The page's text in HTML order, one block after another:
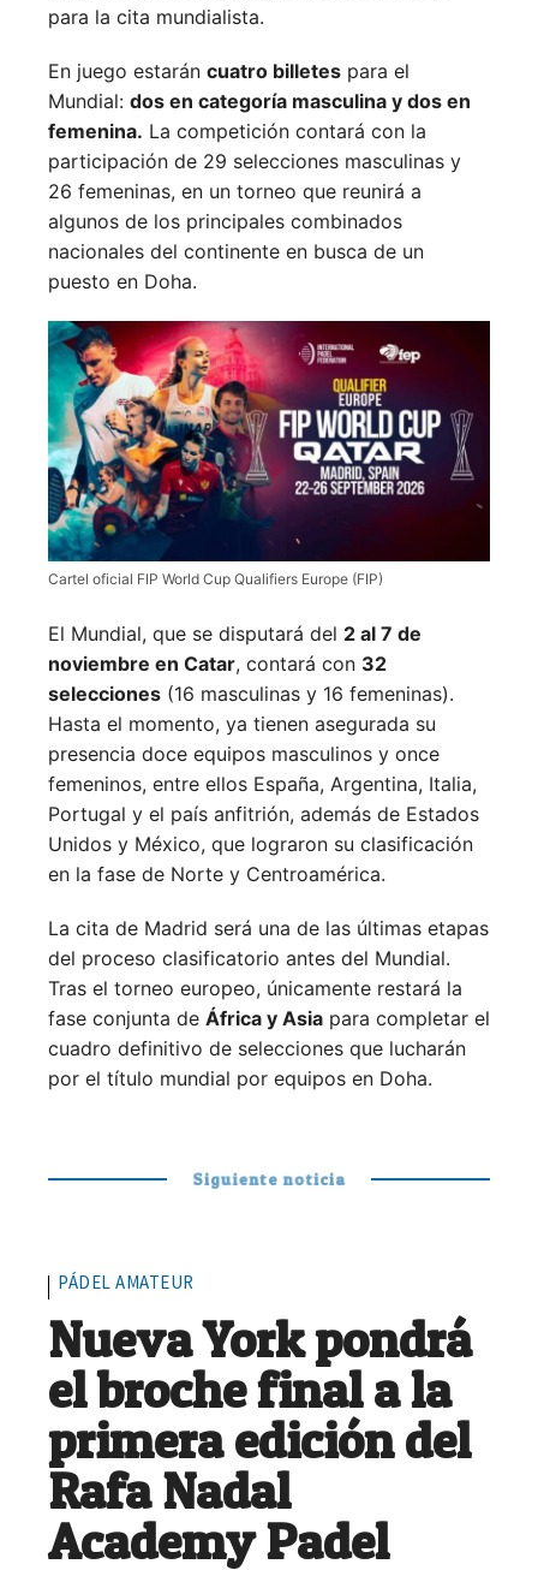
para la cita mundialista.
En juego estarán cuatro billetes para el
Mundial: dos en categoría masculina y dos en
femenina. La competición contará con la
participación de 29 selecciones masculinas y
26 femeninas, en un torneo que reunirá a
algunos de los principales combinados
nacionales del continente en busca de un
puesto en Doha.
Cartel oficial FIP World Cup Qualifiers Europe (FIP)
El Mundial, que se disputará del 2 al 7 de
noviembre en Catar, contará con 32
selecciones (16 masculinas y 16 femeninas).
Hasta el momento, ya tienen asegurada su
presencia doce equipos masculinos y once
femeninos, entre ellos España, Argentina, Italia,
Portugal y el país anfitrión, además de Estados
Unidos y México, que lograron su clasificación
en la fase de Norte y Centroamérica.
La cita de Madrid será una de las últimas etapas
del proceso clasificatorio antes del Mundial.
Tras el torneo europeo, únicamente restará la
fase conjunta de África y Asia para completar el
cuadro definitivo de selecciones que lucharán
por el título mundial por equipos en Doha.
Siguiente noticia
PÁDEL AMATEUR
Nueva York pondrá
el broche final a la
primera edición del
Rafa Nadal
Academy Padel